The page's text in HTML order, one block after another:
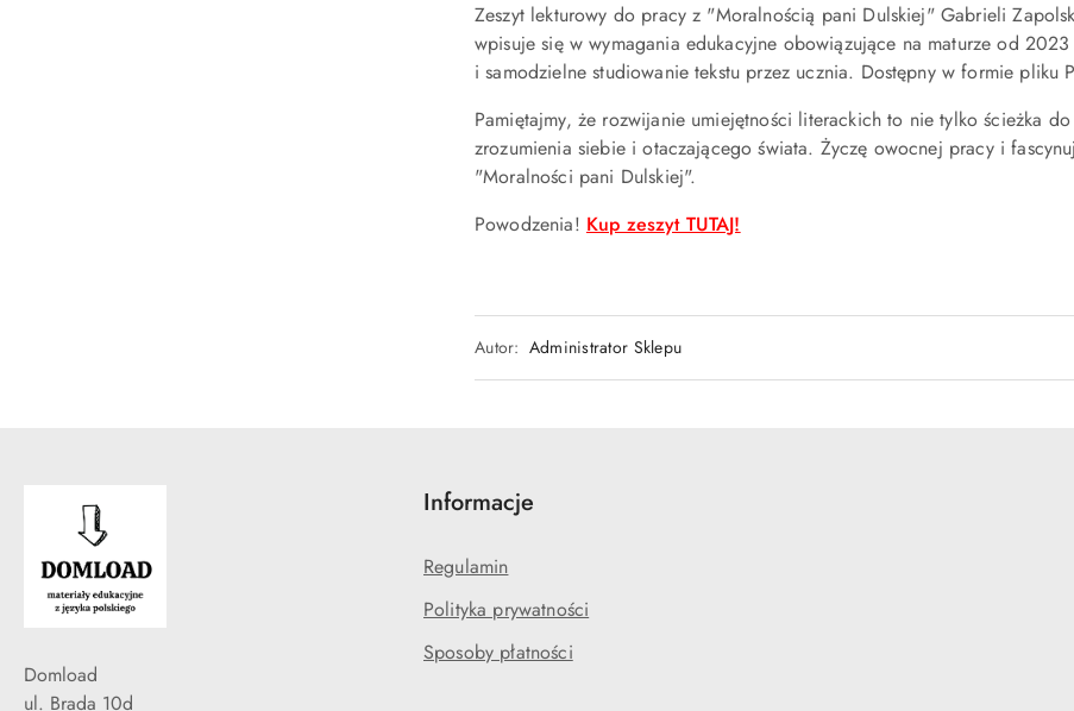
Zeszyt lekturowy do pracy z "Moralnością pani Dulskiej" Gabrieli
wpisuje się w wymagania edukacyjne obowiązujące na maturze od
i samodzielne studiowanie tekstu przez ucznia. Dostępny w formie pliku
Pamiętajmy, że rozwijanie umiejętności literackich to nie tylko ścieżka
zrozumienia siebie i otaczającego świata. Życzę owocnej pracy i
"Moralności pani Dulskiej".
Powodzenia! Kup zeszyt TUTAJ!
Autor: Administrator Sklepu
Domload
ul. Brada 10d
Informacje
Regulamin
Polityka prywatności
Sposoby płatności